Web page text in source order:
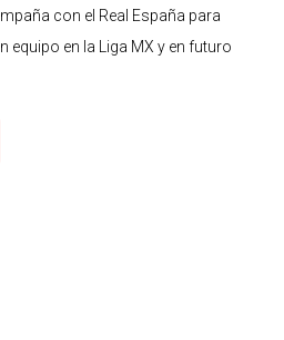
con el Real España para
equipo en la Liga MX y en futuro